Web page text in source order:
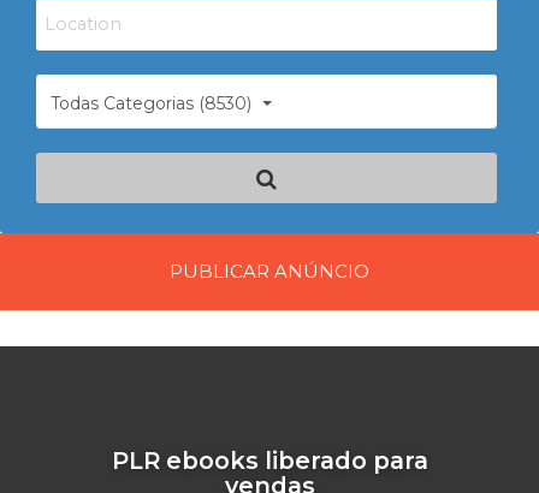
Todas Categorias (8530)
PUBLICAR ANÚNCIO
PLR ebooks liberado para
vendas